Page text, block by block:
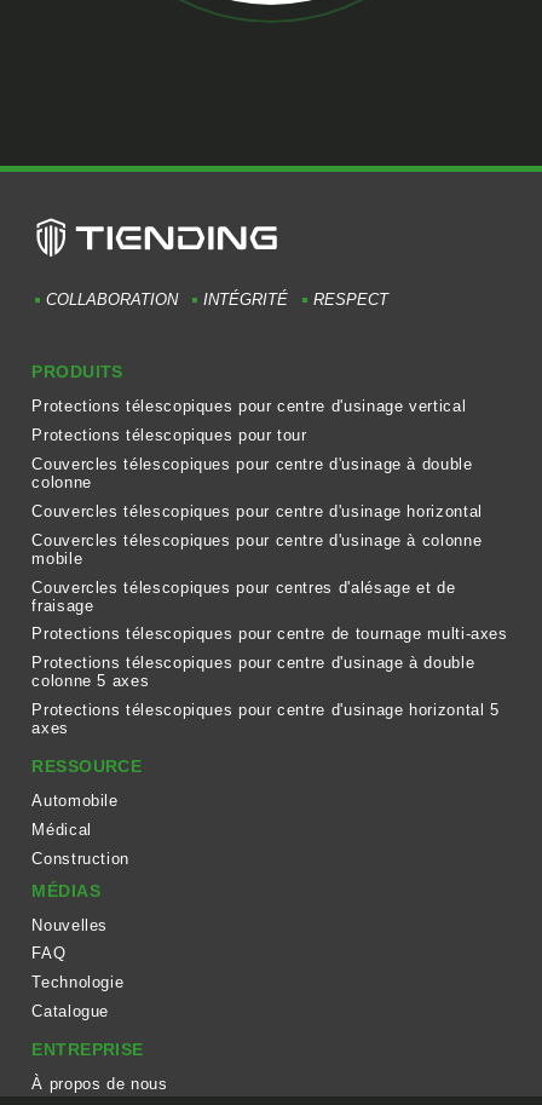
COLLABORATION INTÉGRITÉ RESPECT
PRODUITS
Protections télescopiques pour centre d'usinage vertical
Protections télescopiques pour tour
Couvercles télescopiques pour centre d'usinage à double
colonne
Couvercles télescopiques pour centre d'usinage horizontal
Couvercles télescopiques pour centre d'usinage à colonne
mobile
Couvercles télescopiques pour centres d'alésage et de
fraisage
Protections télescopiques pour centre de tournage multi-axes
Protections télescopiques pour centre d'usinage à double
colonne 5 axes
Protections télescopiques pour centre d'usinage horizontal 5
axes
RESSOURCE
Automobile
Médical
Construction
MÉDIAS
Nouvelles
FAQ
Technologie
Catalogue
ENTREPRISE
À propos de nous